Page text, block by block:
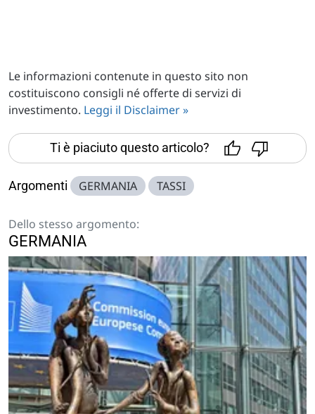
Le informazioni contenute in questo sito non
costituiscono consigli né offerte di servizi di
investimento. Leggi il Disclaimer »
Ti è piaciuto questo articolo?
Argomenti GERMANIA TASSI
Dello stesso argomento:
GERMANIA